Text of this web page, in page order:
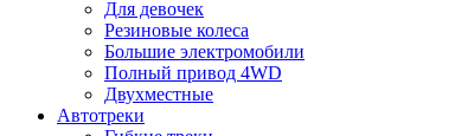
Для девочек
Резиновые колеса
Большие электромобили
Полный привод 4WD
Двухместные
Автотреки